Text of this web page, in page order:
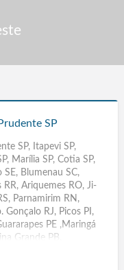
SP
SP, Itapevi SP,
Marília SP, Cotia SP,
SE, Blumenau SC,
RR, Ariquemes RO, Ji-
Parnamirim RN,
Gonçalo RJ, Picos PI,
PE ,Maringá
Grande PB,
MS, Dourados.MS,
MT, Rondonópolis